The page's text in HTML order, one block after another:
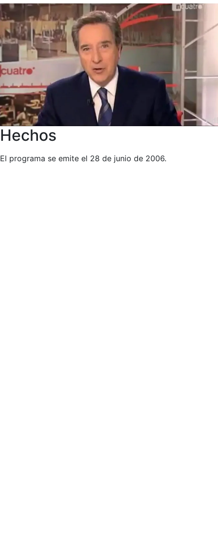
Hechos
El programa se emite el 28 de junio de 2006.